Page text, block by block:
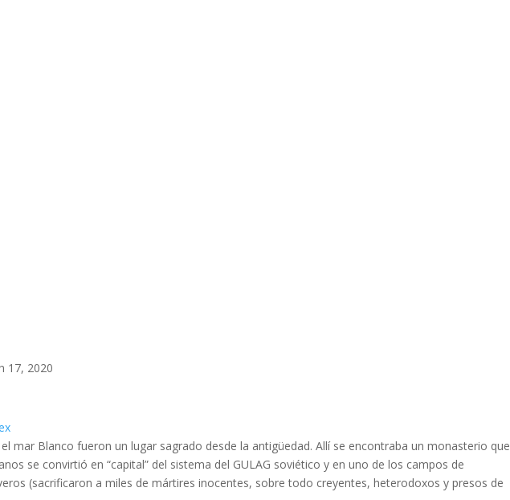
17, 2020
mar Blanco fueron un lugar sagrado desde la antigüedad. Allí se encontraba un monasterio que
se convirtió en “capital” del sistema del GULAG soviético y en uno de los campos de
(sacrificaron a miles de mártires inocentes, sobre todo creyentes, heterodoxos y presos de